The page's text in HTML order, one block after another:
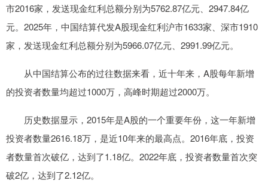
市2016家，发送现金红利总额分别为5762.87亿元、2947.84亿
元。2025年，中国结算代发A股现金红利沪市1633家、深市1910
家，发送现金红利总额分别为5966.07亿元、2991.99亿元。
从中国结算公布的过往数据来看，近十年来，A股每年新增
的投资者数量均超过1000万，高峰时期超过2000万。
历史数据显示，2015年是A股的一个重要年份，这一年新增
投资者数量2616.18万，是近10年来的最高点。2016年底，投资
者数量首次破亿，达到了1.18亿。2022年底，投资者数量首次突
破2亿，达到了2.12亿。